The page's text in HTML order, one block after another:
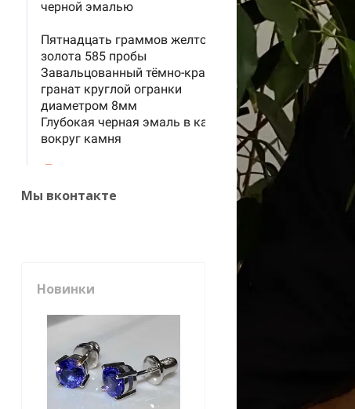
Мы вконтакте
Новинки